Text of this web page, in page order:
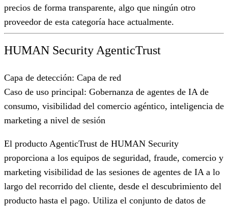
precios de forma transparente, algo que ningún otro
proveedor de esta categoría hace actualmente.
HUMAN Security AgenticTrust
Capa de detección: Capa de red
Caso de uso principal: Gobernanza de agentes de IA de
consumo, visibilidad del comercio agéntico, inteligencia de
marketing a nivel de sesión
El producto AgenticTrust de HUMAN Security
proporciona a los equipos de seguridad, fraude, comercio y
marketing visibilidad de las sesiones de agentes de IA a lo
largo del recorrido del cliente, desde el descubrimiento del
producto hasta el pago. Utiliza el conjunto de datos de